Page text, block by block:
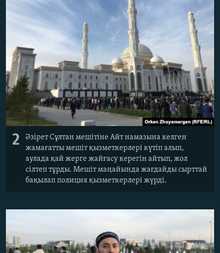
2
Әзірет Сұлтан мешітіне Айт намазына келген
жамағатты мешіт қызметкерлері күтіп алып,
аулада қай жерге жайғасу керегін айтып, жол
сілтеп тұрды. Мешіт маңайында жағдайды сырттай
бақылап полиция қызметкерлері жүрді.